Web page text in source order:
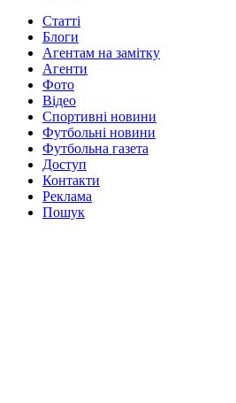
Статті
Блоги
Агентам на замітку
Агенти
Фото
Відео
Спортивні новини
Футбольні новини
Футбольна газета
Доступ
Контакти
Реклама
Пошук